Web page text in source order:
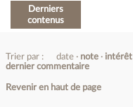
Derniers
contenus
Trier par : date note
intérêt
dernier commentaire
Revenir en haut de page